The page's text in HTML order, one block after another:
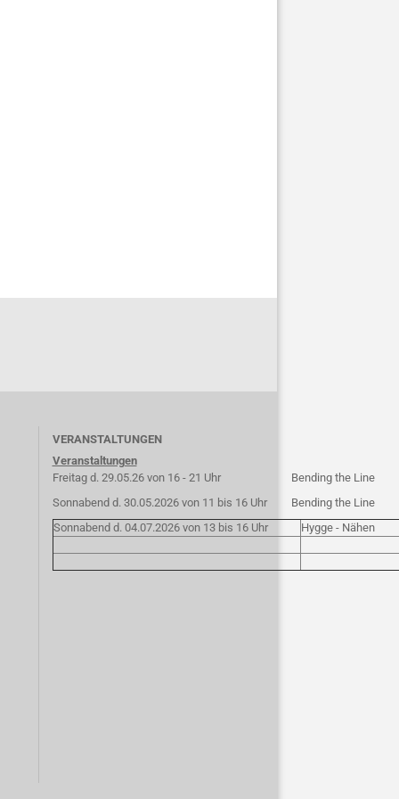
VERANSTALTUNGEN
Veranstaltungen
Freitag d. 29.05.26 von 16 - 21 Uhr
Bending the Line
Sonnabend d. 30.05.2026 von 11 bis 16 Uhr
Bending the Line
Sonnabend d. 04.07.2026 von 13 bis 16 Uhr
Hygge - Nähen